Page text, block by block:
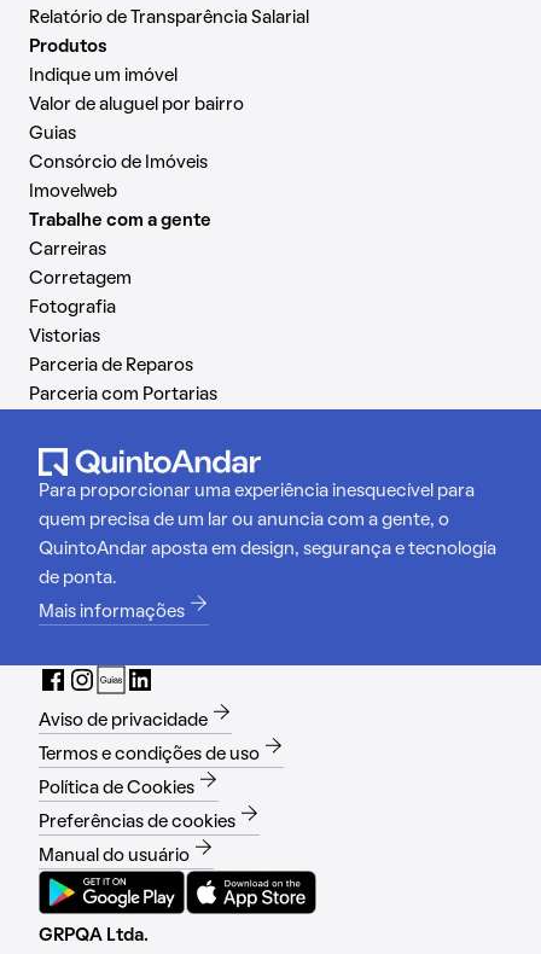
Relatório de Transparência Salarial
Produtos
Indique um imóvel
Valor de aluguel por bairro
Guias
Consórcio de Imóveis
Imovelweb
Trabalhe com a gente
Carreiras
Corretagem
Fotografia
Vistorias
Parceria de Reparos
Parceria com Portarias
Para proporcionar uma experiência inesquecível para
quem precisa de um lar ou anuncia com a gente, o
QuintoAndar aposta em design, segurança e tecnologia
de ponta.
Mais informações
Aviso de privacidade
Termos e condições de uso
Política de Cookies
Preferências de cookies
Manual do usuário
GRPQA Ltda.